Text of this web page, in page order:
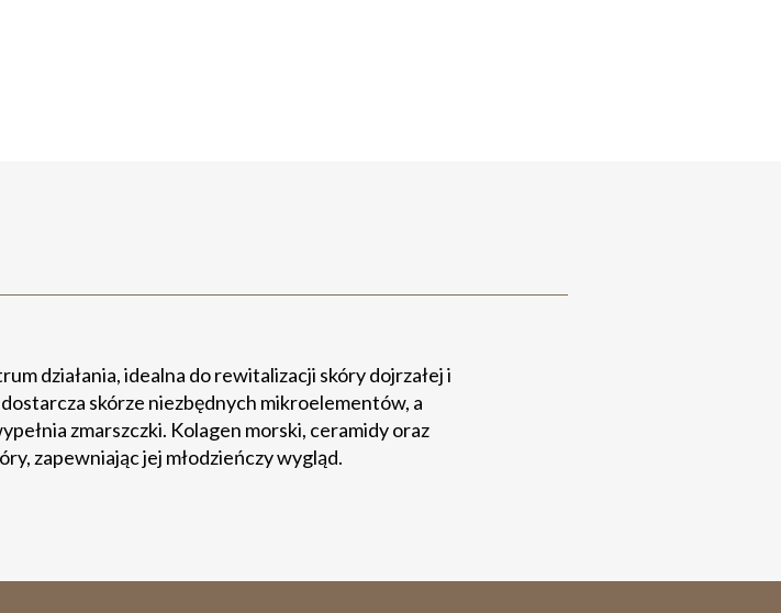
działania, idealna do rewitalizacji skóry dojrzałej i
skórze niezbędnych mikroelementów, a
zmarszczki. Kolagen morski, ceramidy oraz
zapewniając jej młodzieńczy wygląd.